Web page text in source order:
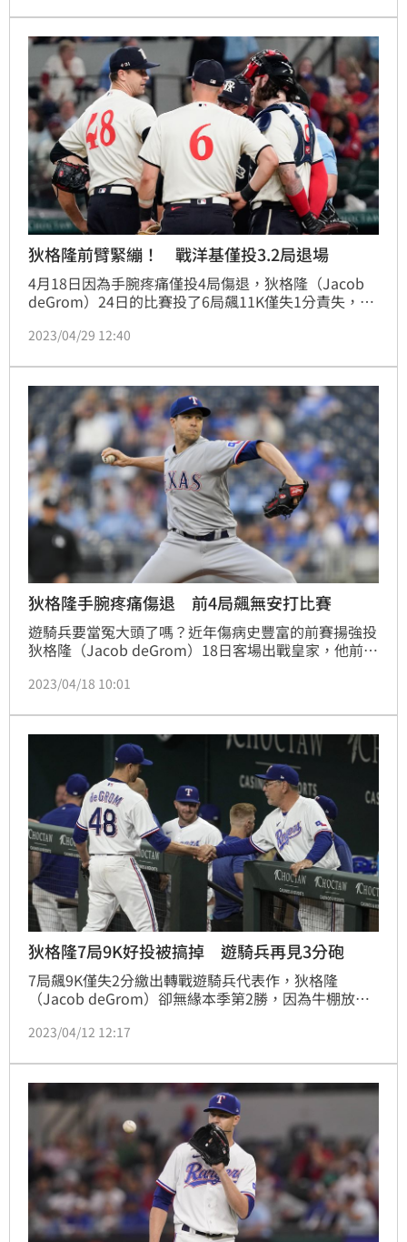
狄格隆前臂緊繃！ 戰洋基僅投3.2局退場
4月18日因為手腕疼痛僅投4局傷退，狄格隆（Jacob
deGrom）24日的比賽投了6局飆11K僅失1分責失，看
度因傷退場。
2023/04/29 12:40
狄格隆手腕疼痛傷退 前4局飆無安打比賽
遊騎兵要當冤大頭了嗎？近年傷病史豐富的前賽揚強投
狄格隆（Jacob deGrom）18日客場出戰皇家，他前4
狄格隆因為手腕痠痛提前退場。
2023/04/18 10:01
狄格隆7局9K好投被搞掉 遊騎兵再見3分砲
7局飆9K僅失2分繳出轉戰遊騎兵代表作，狄格隆
（Jacob deGrom）卻無緣本季第2勝，因為牛棚放火
（Jonah Heim）的再見3分砲贏球。
2023/04/12 12:17